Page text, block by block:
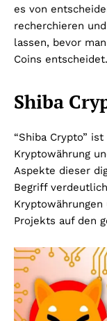
es von
recherchieren
lassen, bevor
Coins entscheidet.
Shiba
“Shiba Crypto”
Kryptowährung
Aspekte dieser
Begriff
Projekts auf den